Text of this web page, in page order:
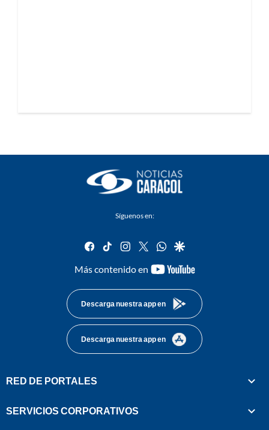
Síguenos en:
facebook
tiktok instagram
twitterwhatsapp
google
Más contenido en
youtube-
Descarga nuestra app en
Descarga nuestra app en
RED DE PORTALES
SERVICIOS CORPORATIVOS